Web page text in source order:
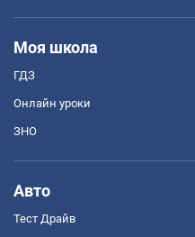
Моя школа
ГДЗ
Онлайн уроки
ЗНО
Авто
Тест Драйв